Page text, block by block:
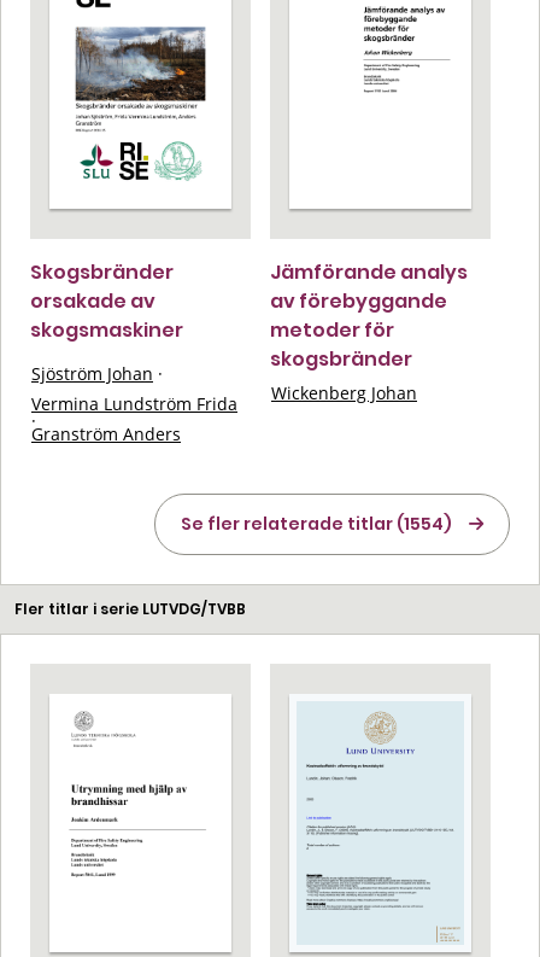
Skogsbränder
orsakade av
skogsmaskiner
Sjöström Johan ·
Vermina Lundström Frida
·
Granström Anders
Jämförande analys
av förebyggande
metoder för
skogsbränder
Wickenberg Johan
Se fler relaterade titlar (1554)
Fler titlar i serie LUTVDG/TVBB